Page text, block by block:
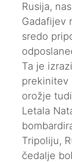
Rusija,
Gadafijev
sredo
Ta je
prekinitev
orožje
Letala
Tripoliju,
čedalje